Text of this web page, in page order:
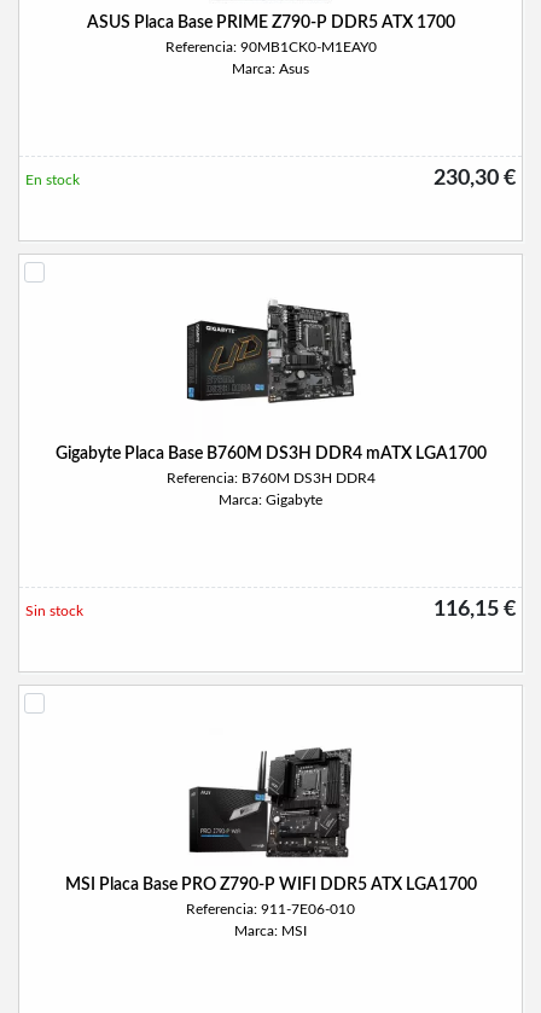
ASUS Placa Base PRIME Z790-P DDR5 ATX 1700
Referencia: 90MB1CK0-M1EAY0
Marca: Asus
230,30 €
En stock
Gigabyte Placa Base B760M DS3H DDR4 mATX LGA1700
Referencia: B760M DS3H DDR4
Marca: Gigabyte
116,15 €
Sin stock
MSI Placa Base PRO Z790-P WIFI DDR5 ATX LGA1700
Referencia: 911-7E06-010
Marca: MSI